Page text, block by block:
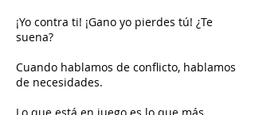
¡Yo contra ti! ¡Gano yo pierdes tú! ¿Te
suena?
Cuando hablamos de conflicto, hablamos
de necesidades.
Lo que está en juego es lo que más